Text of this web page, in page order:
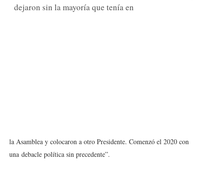
dejaron sin la mayoría que tenía en
la Asamblea y colocaron a otro Presidente. Comenzó el 2020 con
una debacle política sin precedente”.